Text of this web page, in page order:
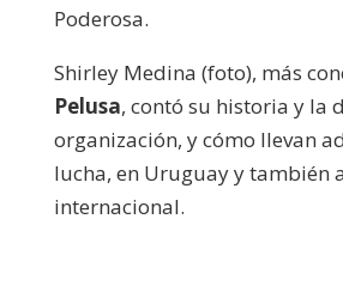
Poderosa.
Shirley Medina (foto), más
Pelusa, contó su historia y la
organización, y cómo llevan
lucha, en Uruguay y también
internacional.